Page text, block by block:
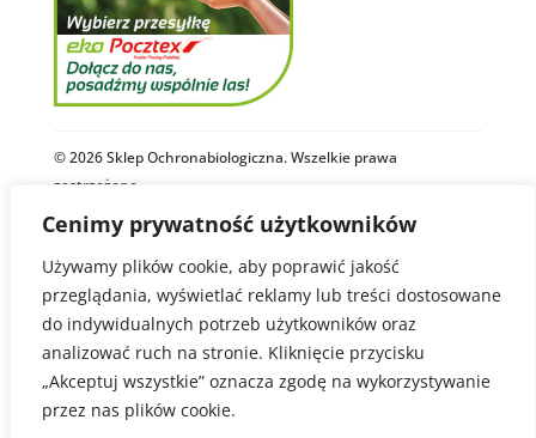
Cenimy prywatność użytkowników
Używamy plików cookie, aby poprawić jakość
przeglądania, wyświetlać reklamy lub treści dostosowane
do indywidualnych potrzeb użytkowników oraz
analizować ruch na stronie. Kliknięcie przycisku
„Akceptuj wszystkie” oznacza zgodę na wykorzystywanie
przez nas plików cookie.
© 2026 Sklep Ochronabiologiczna. Wszelkie prawa
zastrzeżone.
Zdjęcia i materiały video na stronie ochronabiologiczna.pl są
autorstwa firm Biobest, Royal Brinkman oraz Sklepu
Niektóre z zastosowanych zdjęć pochodzą z zasobów Wikimedia
Commons i są dostępne na licencjach Creative Commons lub w
domenie publicznej.